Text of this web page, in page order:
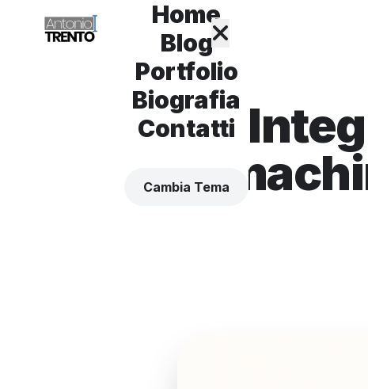
Home
Blog
Portfolio
Biografia
Contatti
Cambia Tema